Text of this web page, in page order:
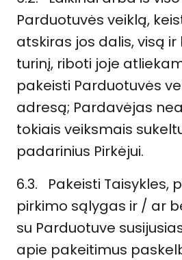
Parduotuvės veiklą,
atskiras jos dalis, visą
turinį, riboti joje
pakeisti Parduotuvės
adresą; Pardavėjas
tokiais veiksmais
padarinius Pirkėjui.
6.3. Pakeisti Taisykles,
pirkimo sąlygas ir / ar
su Parduotuve
apie pakeitimus